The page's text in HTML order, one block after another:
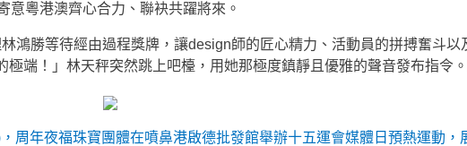
意粵港澳齊心合力、聯袂共躍將來。
鴻勝等待經由過程獎牌，讓design師的匠心精力、活動員的拼搏奮斗以
極端！」林天秤突然跳上吧檯，用她那極度鎮靜且優雅的聲音發布指令
周年夜福珠寶團體在噴鼻港啟德批發館舉辦十五運會媒體日預熱運動，